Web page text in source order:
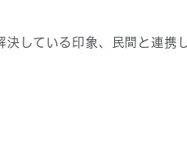
している印象、民間と連携